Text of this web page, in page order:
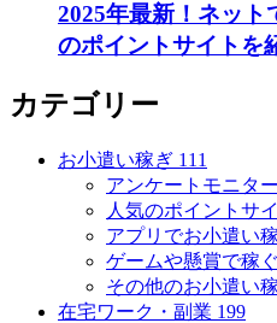
2025年最新！ネット
のポイントサイトを
カテゴリー
お小遣い稼ぎ 111
アンケートモニター
人気のポイントサ
アプリでお小遣い
ゲームや懸賞で稼ぐ
その他のお小遣い
在宅ワーク・副業 199